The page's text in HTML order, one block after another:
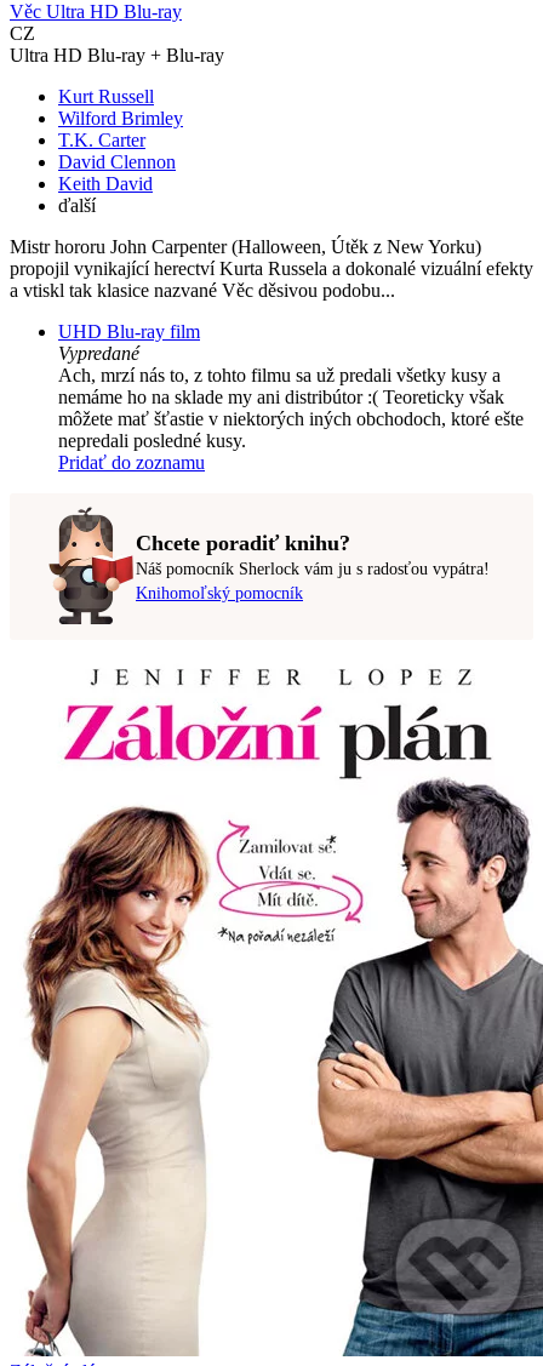
Věc Ultra HD Blu-ray
CZ
Ultra HD Blu-ray + Blu-ray
Kurt Russell
Wilford Brimley
T.K. Carter
David Clennon
Keith David
ďalší
Mistr hororu John Carpenter (Halloween, Útěk z New Yorku)
propojil vynikající herectví Kurta Russela a dokonalé vizuální efekty
a vtiskl tak klasice nazvané Věc děsivou podobu...
UHD Blu-ray film
Vypredané
Ach, mrzí nás to, z tohto filmu sa už predali všetky kusy a
nemáme ho na sklade my ani distribútor :( Teoreticky však
môžete mať šťastie v niektorých iných obchodoch, ktoré ešte
nepredali posledné kusy.
Pridať do zoznamu
Chcete poradiť knihu?
Náš pomocník Sherlock vám ju s radosťou vypátra!
Knihomoľský pomocník